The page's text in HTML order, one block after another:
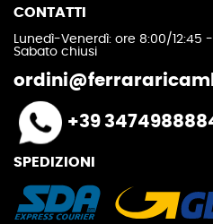
CONTATTI
Lunedì-Venerdì: ore 8:00/12:45 -
Sabato chiusi
+39
SPEDIZIONI